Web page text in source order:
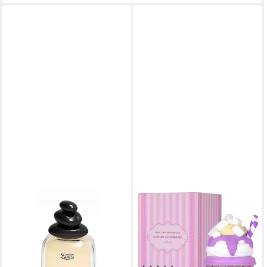
CREATION LAMIS
Eau de Parfum Damen-Duft,
100 ml, ESPY, 1-tlg.
(15,90 €/ 100 ml)
lieferbar - in 5-6 Werktagen bei dir
LATTAFA
Eau de Parfum Mallow
Madness Give me Gourmand,
Uniisex, New Launch, 100%
Original aus U.A.E